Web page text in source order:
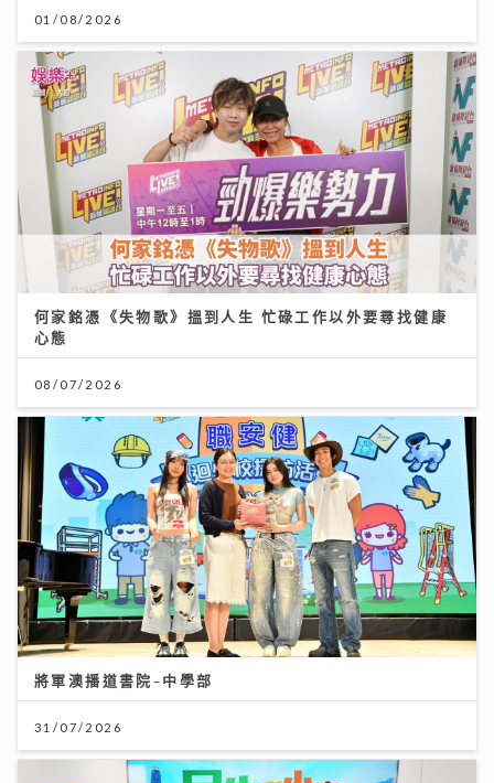
01/08/2026
何家銘憑《失物歌》搵到人生 忙碌工作以外要尋找健康
心態
08/07/2026
將軍澳播道書院-中學部
31/07/2026